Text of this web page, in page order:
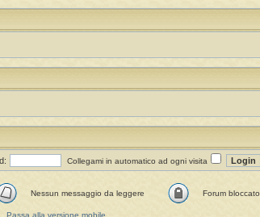
Collegami in automatico ad ogni visita
Nessun messaggio da leggere Forum bloccato